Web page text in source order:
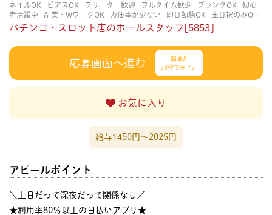
ネイルOK
ピアスOK フリーター歓迎 フルタイム歓迎 ブランクOK
初心
者活躍中
副業・WワークOK 力仕事が少ない 即日勤務OK
土日祝のみOK
学歴不問
服装自由 未経験・初心者OK 決められた時間できっちり
経験不要
立ち仕事 経験者・有資格者歓迎 自分の都合に合わせやすい
自由
パチンコ・スロット店のホールスタッフ[5853]
応募画面へ進む
簡単&
30秒で完了♩
お気に入り
給与1450円〜2025円
アピールポイント
＼土日だって深夜だって関係なし／
★利用率80％以上の日払いアプリ★